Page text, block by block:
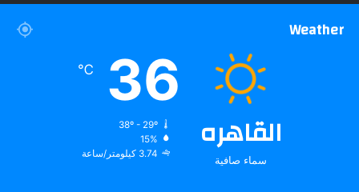
Weather
القاهره
سماء صافية
36
℃
38º - 29º
15%
3.74 كيلومتر/ساعة